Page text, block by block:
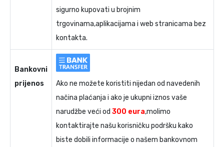
sigurno kupovati u brojnim
trgovinama,aplikacijama i web stranicama bez
kontakta.
Bankovni
prijenos
Ako ne možete koristiti nijedan od navedenih
načina plaćanja i ako je ukupni iznos vaše
narudžbe veći od 300 eura,molimo
kontaktirajte našu korisničku podršku kako
biste dobili informacije o našem bankovnom